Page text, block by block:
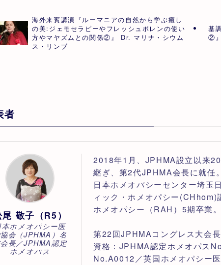
海外来賓講演『ルーマニアの自然から学ぶ癒し
の美:ジェモセラピーやフレッシュポレンの使い
方やマヤズムとの関係②』 Dr. マリナ・シウム
ス・リンブ
基
②
者
敬子（R5）
本ホメオパシー医
会（JPHMA）名
長／JPHMA認定
ホメオパス
2018年1月、JPHMA設立以来
継ぎ、第2代JPHMA会長に就任。
日本ホメオパシーセンター埼
ィック・ホメオパシー(CHhom)
ホメオパシー（RAH）5期卒業。
第22回JPHMAコングレス大会長
資格：JPHMA認定ホメオパス
No.A0012／英国ホメオパシー